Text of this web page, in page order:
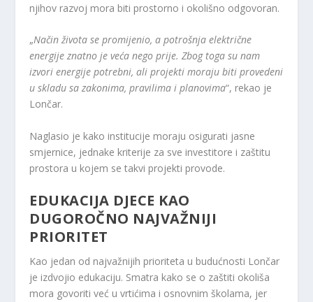
njihov razvoj mora biti prostorno i okolišno odgovoran.
„Način života se promijenio, a potrošnja električne
energije znatno je veća nego prije. Zbog toga su nam
izvori energije potrebni, ali projekti moraju biti provedeni
u skladu sa zakonima, pravilima i planovima“, rekao je
Lončar.
Naglasio je kako institucije moraju osigurati jasne
smjernice, jednake kriterije za sve investitore i zaštitu
prostora u kojem se takvi projekti provode.
EDUKACIJA DJECE KAO
DUGOROČNO NAJVAŽNIJI
PRIORITET
Kao jedan od najvažnijih prioriteta u budućnosti Lončar
je izdvojio edukaciju. Smatra kako se o zaštiti okoliša
mora govoriti već u vrtićima i osnovnim školama, jer